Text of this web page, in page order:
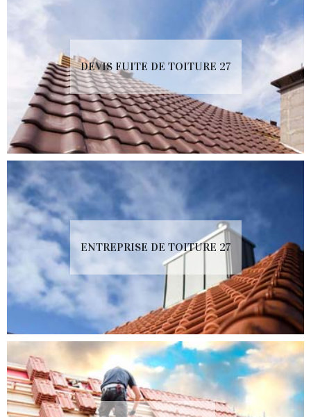
DEVIS FUITE DE TOITURE 27
ENTREPRISE DE TOITURE 27